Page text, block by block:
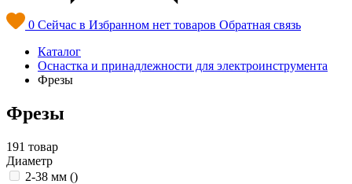
0 Сейчас в Избранном нет товаров Обратная связь
Каталог
Оснастка и принадлежности для электроинструмента
Фрезы
Фрезы
191 товар
Диаметр
2-38 мм ()